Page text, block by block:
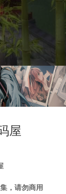
屋
，请勿商用